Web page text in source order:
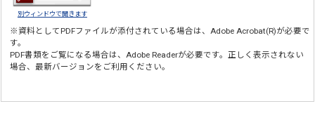
別ウィンドウで開きます
※資料としてPDFファイルが添付されている場合は、Adobe Acrobat(R)が必要で
す。
PDF書類をご覧になる場合は、Adobe Readerが必要です。正しく表示されない
場合、最新バージョンをご利用ください。